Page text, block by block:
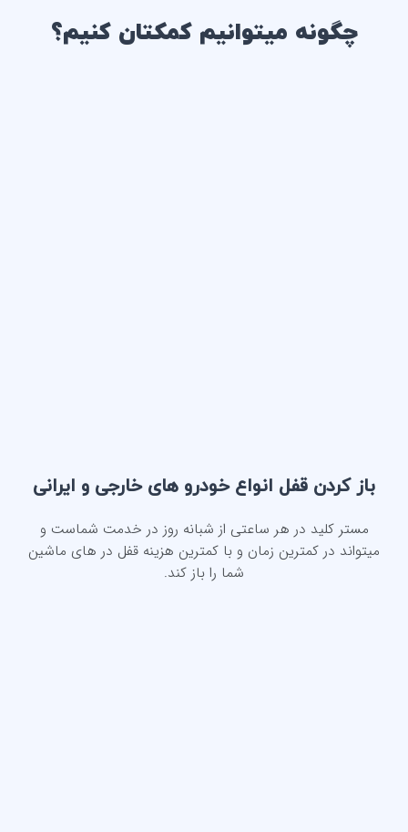
چگونه میتوانیم کمکتان کنیم؟
باز کردن قفل انواع خودرو های خارجی و ایرانی
مستر کلید در هر ساعتی از شبانه روز در خدمت شماست و
میتواند در کمترین زمان و با کمترین هزینه قفل در های ماشین
شما را باز کند.